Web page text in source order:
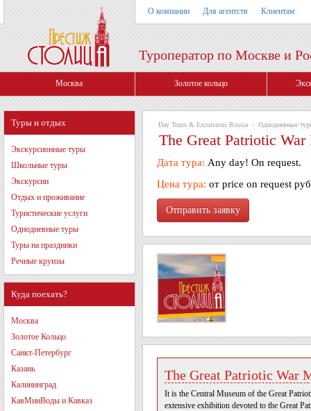
О компании Для агентств Клиентам
Туроператор по Москве и
Москва Золотое кольцо
Туры и отдых
Экскурсионные туры
Школьные туры
Экскурсии
Отдых и проживание
Туристические услуги
Однодневные туры
Туры на праздники
Речные круизы
Куда поехать?
Москва
Золотое Кольцо
Санкт-Петербург
Казань
Калининград
КавМинВоды и Кавказ
Day Tours & Excursions Russia » Однодневные
The Great Patriotic
Дата тура: Any day! On request.
Цена тура: от price on request
The Great Patriotic War
It is the Central Museum of the Great
extensive exhibition devoted to the Great